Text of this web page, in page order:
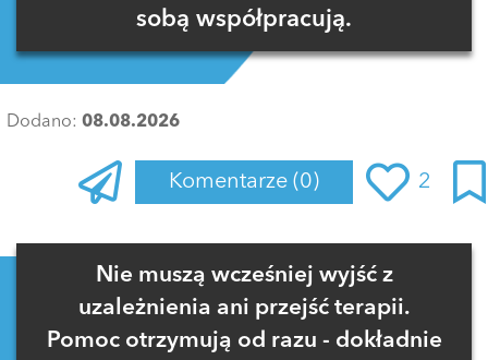
sobą współpracują.
Dodano: 08.08.2026
Komentarze (0) 2
Zaloguj się, aby dodać komentarz
Nie muszą wcześniej wyjść z
uzależnienia ani przejść terapii.
Pomoc otrzymują od razu - dokładnie